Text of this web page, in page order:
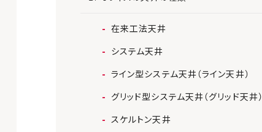
在来工法天井
システム天井
ライン型システム天井（ライン天井）
グリッド型システム天井（グリッド天井）
スケルトン天井